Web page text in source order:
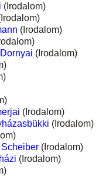
(Irodalom)
(Irodalom)
(Irodalom)
(Irodalom)
(Irodalom)
(Irodalom)
(Irodalom)